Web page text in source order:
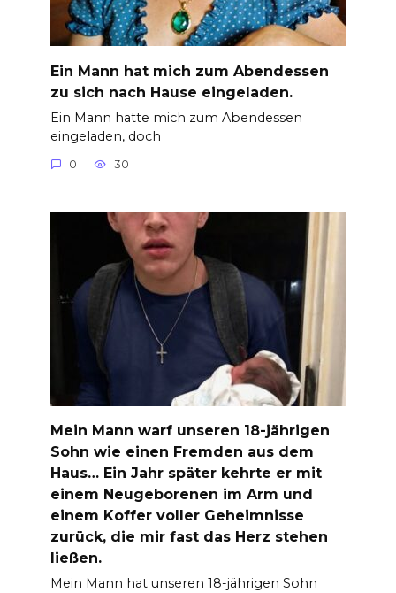
Ein Mann hat mich zum Abendessen
zu sich nach Hause eingeladen.
Ein Mann hatte mich zum Abendessen
eingeladen, doch
0 30
Mein Mann warf unseren 18-jährigen
Sohn wie einen Fremden aus dem
Haus… Ein Jahr später kehrte er mit
einem Neugeborenen im Arm und
einem Koffer voller Geheimnisse
zurück, die mir fast das Herz stehen
ließen.
Mein Mann hat unseren 18-jährigen Sohn